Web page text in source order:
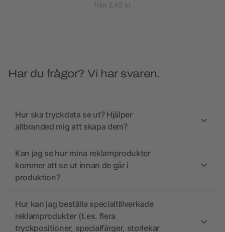
från 2,45 kr
Har du frågor? Vi har svaren.
Hur ska tryckdata se ut? Hjälper
allbranded mig att skapa dem?
Kan jag se hur mina reklamprodukter
kommer att se ut innan de går i
produktion?
Hur kan jag beställa specialtillverkade
reklamprodukter (t.ex. flera
tryckpositioner, specialfärger, storlekar